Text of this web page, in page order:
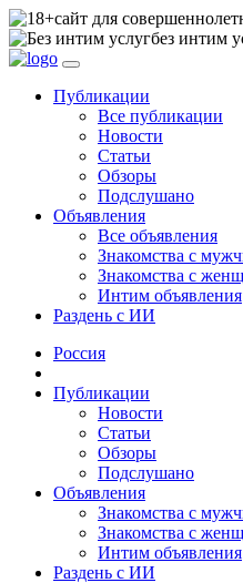
сайт для
без интим
Публикации
Все публикации
Новости
Статьи
Обзоры
Подслушано
Объявления
Все объявления
Знакомства с
Знакомства с
Интим объявления
Раздень с ИИ
Россия
Публикации
Новости
Статьи
Обзоры
Подслушано
Объявления
Знакомства с
Знакомства с
Интим объявления
Раздень с ИИ